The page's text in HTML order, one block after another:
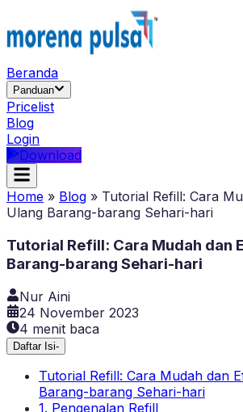
Beranda
Panduan
Pricelist
Blog
Login
Download
Home » Blog » Tutorial Refill: Cara
Ulang Barang-barang Sehari-hari
Tutorial Refill: Cara Mudah dan
Barang-barang Sehari-hari
Nur Aini
24 November 2023
4 menit baca
Daftar Isi-
Tutorial Refill: Cara Mudah dan
Barang-barang Sehari-hari
1. Pengenalan Refill